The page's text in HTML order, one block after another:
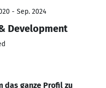
- Sep. 2024
Development
das ganze Profil zu